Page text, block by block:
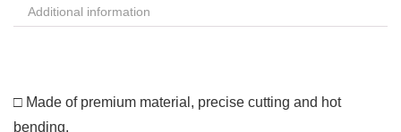
Additional information
□ Made of premium material, precise cutting and hot
bending.